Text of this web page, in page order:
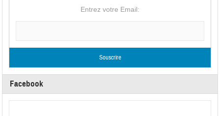
Entrez votre Email:
Facebook